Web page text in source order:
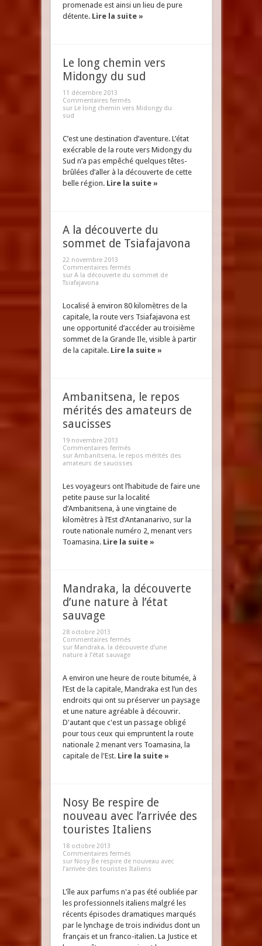
promenade est ainsi un lieu de pure
détente. Lire la suite »
Le long chemin vers
Midongy du sud
11 décembre 2013
Commentaires fermés
sur Le long chemin vers Midongy du
sud
C’est une destination d’aventure. L’état
exécrable de la route vers Midongy du
Sud n’a pas empêché quelques têtes-
brûlées d’aller à la découverte de cette
belle région. Lire la suite »
A la découverte du
sommet de Tsiafajavona
22 novembre 2013
Commentaires fermés
sur A la découverte du sommet de
Tsiafajavona
Localisé à environ 80 kilomètres de la
capitale, la route vers Tsiafajavona est
une opportunité d’accéder au troisième
sommet de la Grande Ile, visible à partir
de la capitale. Lire la suite »
Ambanitsena, le repos
mérités des amateurs de
saucisses
19 novembre 2013
Commentaires fermés
sur Ambanitsena, le repos mérités des
amateurs de saucisses
Les voyageurs ont l’habitude de faire une
petite pause sur la localité
d’Ambanitsena, à une vingtaine de
kilomètres à l’Est d’Antananarivo, sur la
route nationale numéro 2, menant vers
Toamasina. Lire la suite »
Mandraka, la découverte
d’une nature à l’état
sauvage
28 octobre 2013
Commentaires fermés
sur Mandraka, la découverte d’une
nature à l’état sauvage
A environ une heure de route bitumée, à
l’Est de la capitale, Mandraka est l’un des
endroits qui ont su préserver un paysage
et une nature agréable à découvrir.
D'autant que c'est un passage obligé
pour tous ceux qui empruntent la route
nationale 2 menant vers Toamasina, la
capitale de l'Est. Lire la suite »
Nosy Be respire de
nouveau avec l’arrivée des
touristes Italiens
18 octobre 2013
Commentaires fermés
sur Nosy Be respire de nouveau avec
l’arrivée des touristes Italiens
L'île aux parfums n'a pas été oubliée par
les professionnels italiens malgré les
récents épisodes dramatiques marqués
par le lynchage de trois individus dont un
français et un franco-italien. La Justice et